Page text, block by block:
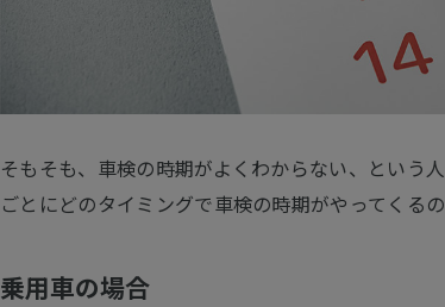
そもそも、車検の時期がよくわからない、という
ごとにどのタイミングで車検の時期がやってくる
乗用車の場合